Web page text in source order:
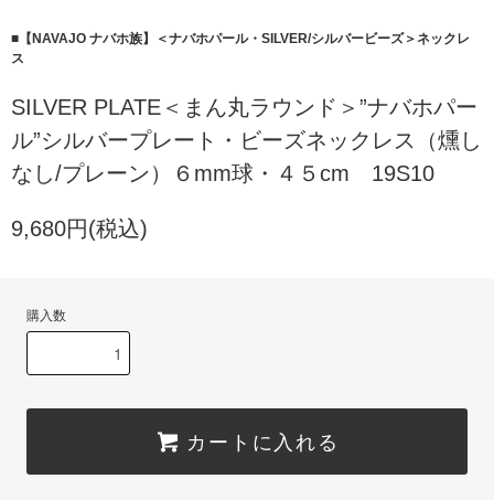
■【NAVAJO ナバホ族】＜ナバホパール・SILVER/シルバービーズ＞ネックレ
ス
SILVER PLATE＜まん丸ラウンド＞”ナバホパー
ル”シルバープレート・ビーズネックレス（燻し
なし/プレーン）６mm球・４５cm 19S10
9,680円(税込)
購入数
カートに入れる